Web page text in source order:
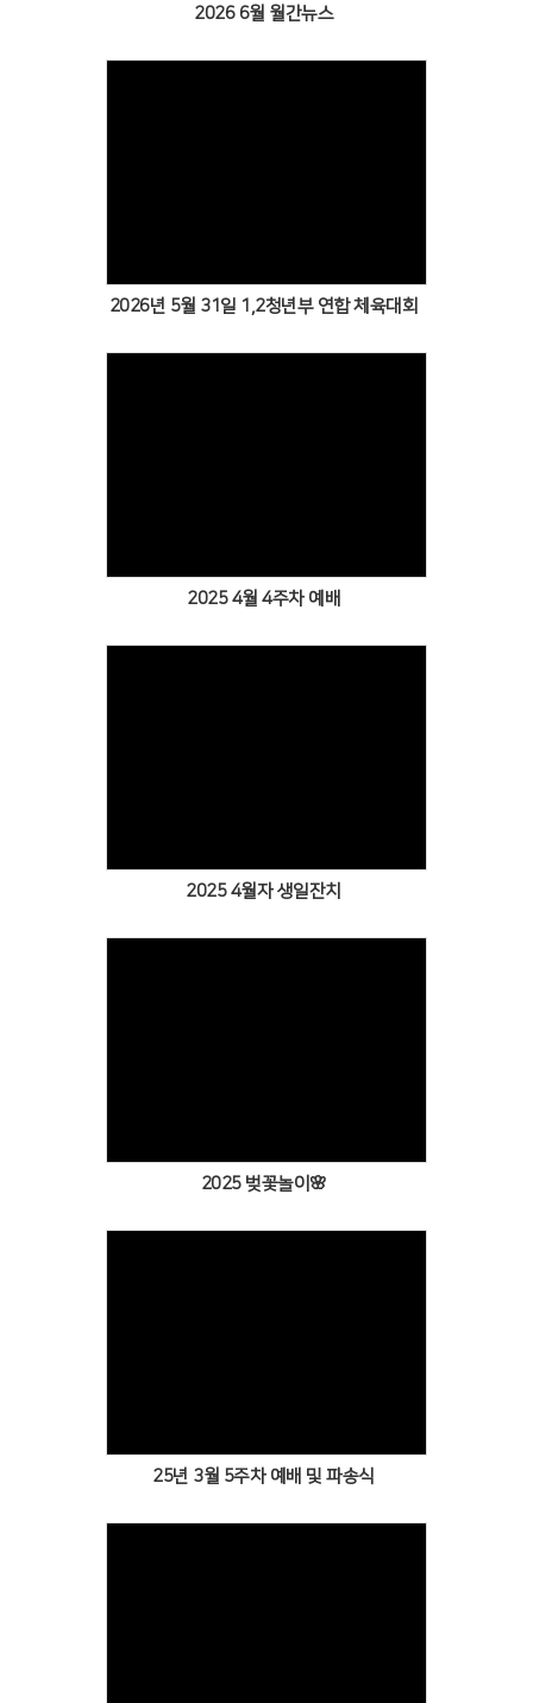
2026 6월 월간뉴스
2026년 5월 31일 1,2청년부 연합 체육대회
2025 4월 4주차 예배
2025 4월자 생일잔치
2025 벚꽃놀이🌸
25년 3월 5주차 예배 및 파송식